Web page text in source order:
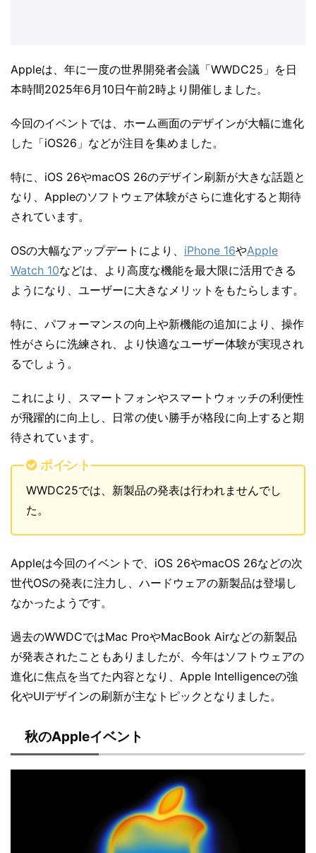
Appleは、年に一度の世界開発者会議「WWDC25」を日
本時間2025年6月10日午前2時より開催しました。
今回のイベントでは、ホーム画面のデザインが大幅に進化
した「iOS26」などが注目を集めました。
特に、iOS 26やmacOS 26のデザイン刷新が大きな話題と
なり、Appleのソフトウェア体験がさらに進化すると期待
されています。
OSの大幅なアップデートにより、 iPhone 16やApple
Watch 10などは、より高度な機能を最大限に活用できる
ようになり、ユーザーに大きなメリットをもたらします。
特に、パフォーマンスの向上や新機能の追加により、操作
性がさらに洗練され、より快適なユーザー体験が実現され
るでしょう。
これにより、スマートフォンやスマートウォッチの利便性
が飛躍的に向上し、日常の使い勝手が格段に向上すると期
待されています。
ポイント
WWDC25では、新製品の発表は行われませんでし
た。
Appleは今回のイベントで、iOS 26やmacOS 26などの次
世代OSの発表に注力し、ハードウェアの新製品は登場し
なかったようです。
過去のWWDCではMac ProやMacBook Airなどの新製品
が発表されたこともありましたが、今年はソフトウェアの
進化に焦点を当てた内容となり、Apple Intelligenceの強
化やUIデザインの刷新が主なトピックとなりました。
秋のAppleイベント